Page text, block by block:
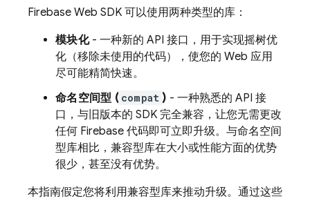
Firebase Web SDK 可以使用两种类型的库：
模块化- 一种新的 API 接口，用于实现摇树优
化（移除未使用的代码），使您的 Web 应用
尽可能精简快速。
命名空间型 ( compat ) - 一种熟悉的 API 接
口，与旧版本的 SDK 完全兼容，让您无需更改
任何 Firebase 代码即可立即升级。与命名空间
型库相比，兼容型库在大小或性能方面的优势
很少，甚至没有优势。
本指南假定您将利用兼容型库来推动升级。通过这些